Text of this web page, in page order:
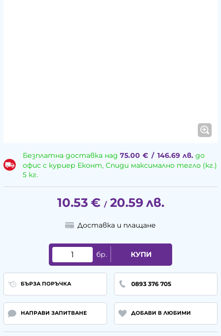
Безплатна доставка над 75.00 € / 146.69 лв.до
офис с куриер Еконт, Спиди максимално тегло (кг.)
5 кг.
10.53 € / 20.59 лв.
Доставка и плащане
бр. КУПИ
БЪРЗА ПОРЪЧКА 0893 376 705
НАПРАВИ ЗАПИТВАНЕ ДОБАВИ В ЛЮБИМИ